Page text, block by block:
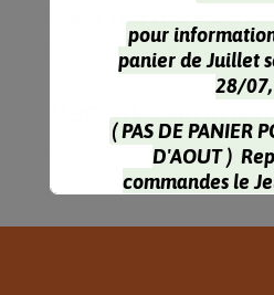
Recette Tarte Chou Rouge
Gratin de choux-fleur &
Recent
Aucun commentaire à afficher.
pour
panier de Juillet
28/07,
( PAS DE PANIER
D'AOUT )
commandes le
le Mardi 1